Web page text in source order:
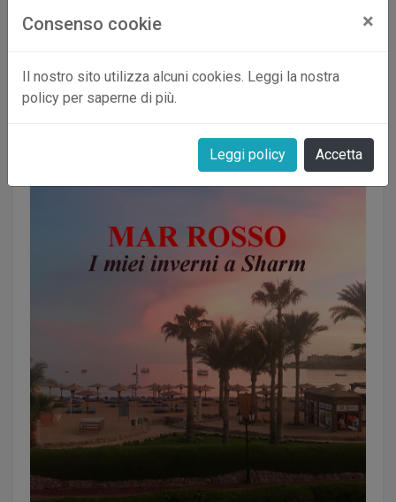
Consenso cookie ×
Il nostro sito utilizza alcuni cookies. Leggi la nostra
policy per saperne di più.
Leggi policy Accetta
Aggiungi al carrello